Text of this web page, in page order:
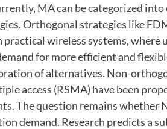
MA can be categorized
Orthogonal strategies like
wireless systems, where
for more efficient and
of alternatives. Non-
access (RSMA) have been
The question remains whether
demand. Research predicts a